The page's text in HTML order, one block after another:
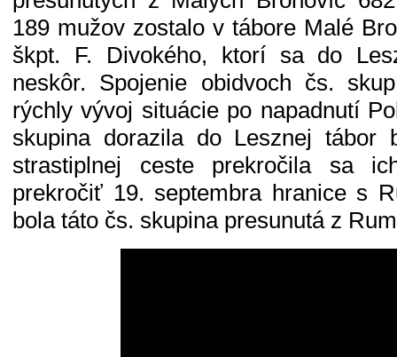
189 mužov zostalo v tábore Malé
škpt. F. Divokého, ktorí sa do
neskôr. Spojenie obidvoch čs.
rýchly vývoj situácie po napadnutí
skupina dorazila do Lesznej tábor
strastiplnej ceste prekročila sa
prekročiť 19. septembra hranice s
bola táto čs. skupina presunutá z